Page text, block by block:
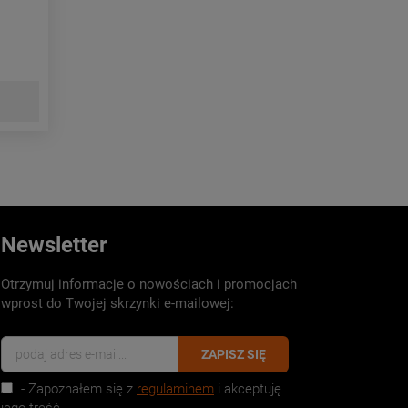
Newsletter
Otrzymuj informacje o nowościach i promocjach
wprost do Twojej skrzynki e-mailowej:
ZAPISZ SIĘ
- Zapoznałem się z regulaminem i akceptuję